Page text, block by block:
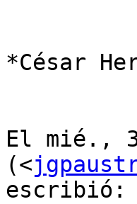
*César
El mié.,
(<
escribió: